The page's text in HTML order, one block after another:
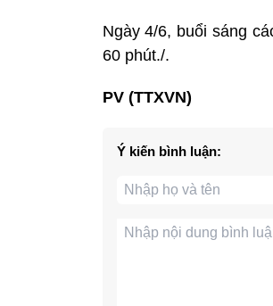
Ngày 4/6, buổi sáng
60 phút./.
PV (TTXVN)
Ý kiến bình luận: